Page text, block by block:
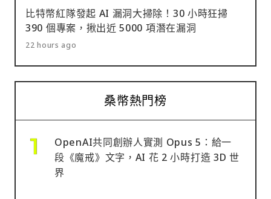
比特幣紅隊發起 AI 漏洞大掃除！30 小時狂掃
390 個專案，揪出近 5000 項潛在漏洞
22 hours ago
桑幣熱門榜
OpenAI共同創辦人實測 Opus 5：給一
段《魔戒》文字，AI 花 2 小時打造 3D 世
界